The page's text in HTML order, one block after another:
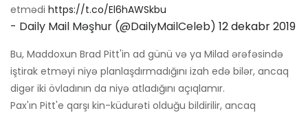
etmədi https://t.co/El6hAWSkbu
- Daily Mail Məşhur (@DailyMailCeleb) 12 dekabr 2019
Bu, Maddoxun Brad Pitt'in ad günü və ya Milad ərəfəsində
iştirak etməyi niyə planlaşdırmadığını izah edə bilər, ancaq
digər iki övladının da niyə atladığını açıqlamır.
Pax'ın Pitt'e qarşı kin-küdurəti olduğu bildirilir, ancaq